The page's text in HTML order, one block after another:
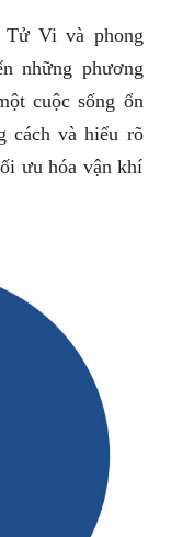
Vi và phong
những phương
cuộc sống ổn
cách và hiểu rõ
ưu hóa vận khí